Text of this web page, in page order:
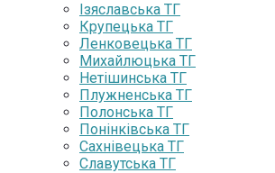
Ізяславська ТГ
Крупецька ТГ
Ленковецька ТГ
Михайлюцька ТГ
Нетішинська ТГ
Плужненська ТГ
Полонська ТГ
Понінківська ТГ
Сахнівецька ТГ
Славутська ТГ